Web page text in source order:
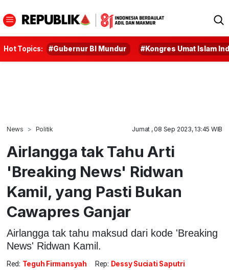
Hot Topics: #Gubernur BI Mundur #Kongres Umat Islam
News Politik Jumat , 08 Sep 2023, 13:45 WIB
Airlangga tak Tahu Arti
'Breaking News' Ridwan
Kamil, yang Pasti Bukan
Cawapres Ganjar
Airlangga tak tahu maksud dari kode 'Breaking
News' Ridwan Kamil.
Red: Teguh Firmansyah Rep: Dessy Suciati Saputri